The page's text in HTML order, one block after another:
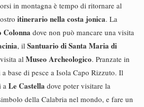
in montagna è tempo di ritornare al
itinerario nella costa jonica. La
Colonna dove non può mancare una visita
, il Santuario di Santa Maria di
alMuseo Archeologico. Pranzate in
base di pesce a Isola Capo Rizzuto. Il
a Le Castella dove poter visitare la
della Calabria nel mondo, e fare un